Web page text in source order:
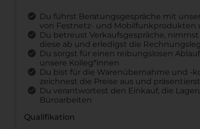
Du führst Beratungsgespräche mit
von Festnetz- und Mobilfunkprodukten
Du betreust Verkaufsgespräche,
diese ab und erledigst die
Du sorgst für einen reibungslosen
unsere Kolleg*innen
Du bist für die Warenübernahme und -
zeichnest die Preise aus und
Du verantwortest den Einkauf, die
Büroarbeiten
Qualifikation